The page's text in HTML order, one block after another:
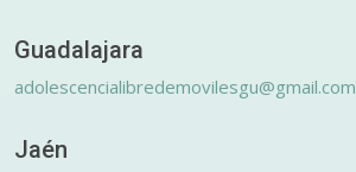
Guadalajara
adolescencialibredemovilesgu@gmail.com
Jaén